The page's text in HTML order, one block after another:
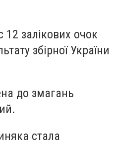
12 залікових очок
збірної України
до змагань
стала